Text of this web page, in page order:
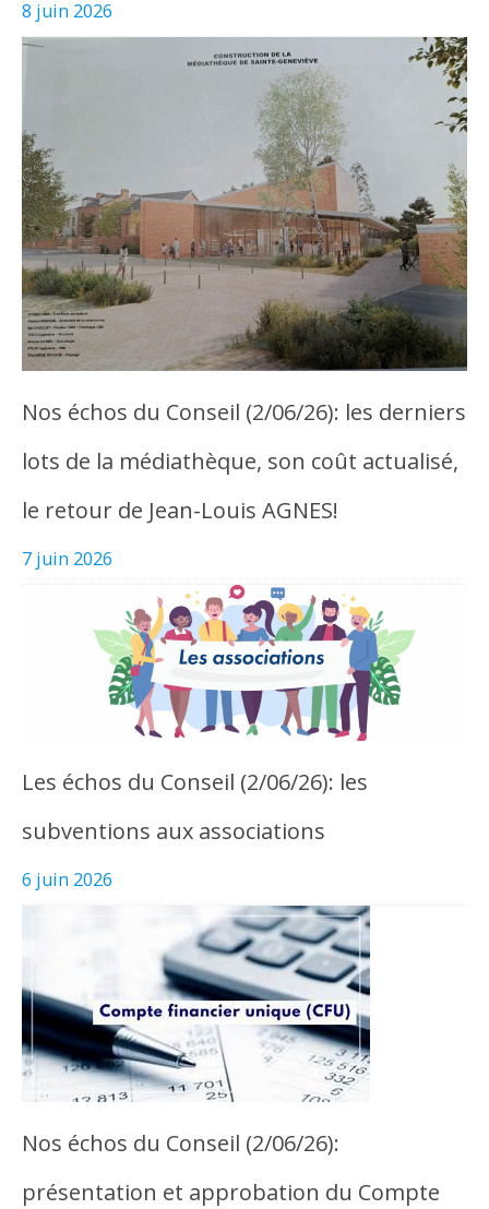
8 juin 2026
Nos échos du Conseil (2/06/26): les derniers
lots de la médiathèque, son coût actualisé,
le retour de Jean-Louis AGNES!
7 juin 2026
Les échos du Conseil (2/06/26): les
subventions aux associations
6 juin 2026
Nos échos du Conseil (2/06/26):
présentation et approbation du Compte